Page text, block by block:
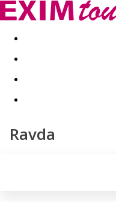
Akční nabídky Last
Ravda